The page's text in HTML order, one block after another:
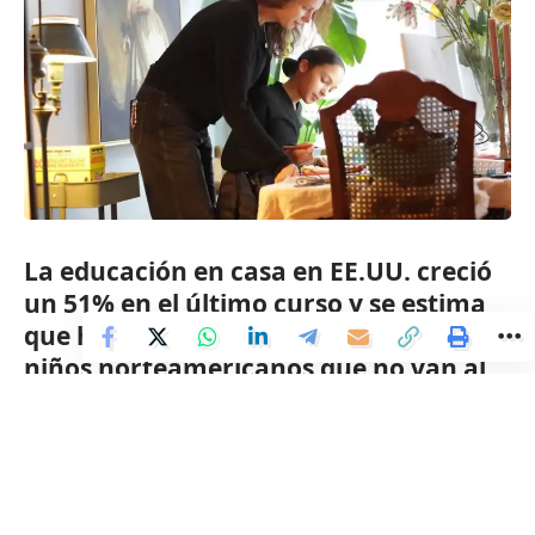
cordobeses-baja-numero-aumenta-gravedad-fuman-
porque-esta-chulo_178077.html
Facebook
La educación en casa en EE.UU. creció
un 51% en el último curso y se estima
que hay entre 1,9 y 2,7 millones de
niños norteamericanos que no van al